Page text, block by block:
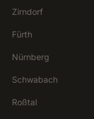
Zirndorf
Fürth
Nürnberg
Schwabach
Roßtal